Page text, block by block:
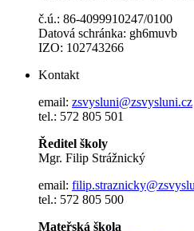
č.ú.: 86-4099910247/0100
Datová schránka: gh6muvb
IZO: 102743266
Kontakt
email: zsvysluni@zsvysluni.cz
tel.: 572 805 501
Ředitel školy
Mgr. Filip Strážnický
email:
tel.: 572 805 500
Mateřská škola